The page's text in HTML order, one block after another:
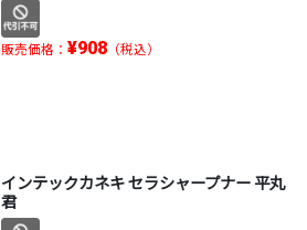
販売価格： ¥908（税込）
インテックカネキ セラシャープナー 平丸
君